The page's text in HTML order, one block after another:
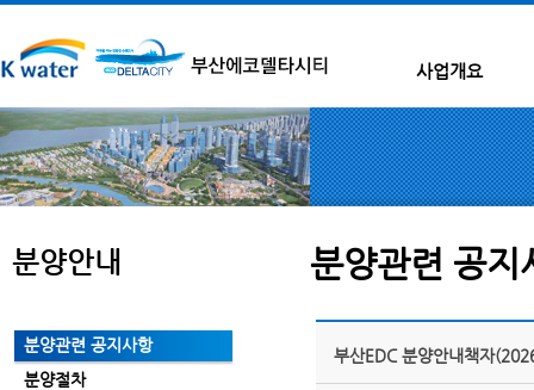
사업개요
분양안내
분양관련 공지사항
분양절차
분양관련 공지
부산EDC 분양안내책자